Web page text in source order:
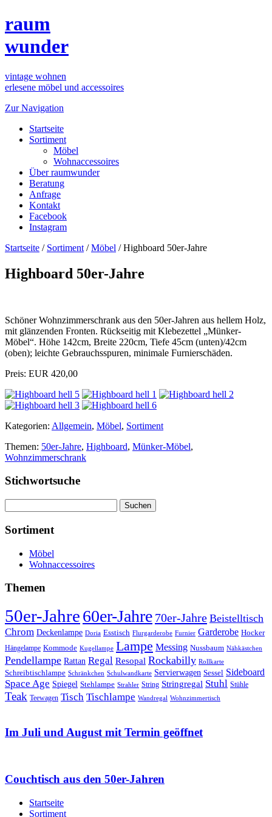
raum
wunder
vintage wohnen
erlesene möbel und accessoires
Zur Navigation
Startseite
Sortiment
Möbel
Wohnaccessoires
Über raumwunder
Beratung
Anfrage
Kontakt
Facebook
Instagram
Startseite / Sortiment /Möbel /Highboard 50er-Jahre
Highboard 50er-Jahre
Schöner Wohnzimmerschrank aus den 50er-Jahren aus hellem Holz,
mit glänzenden Fronten. Rückseitig mit Klebezettel „Münker-
Möbel“. Höhe 142cm, Breite 220cm, Tiefe 45cm (unten)/42cm
(oben); leichte Gebrauchsspuren, minimale Furnierschäden.
Preis: EUR 420,00
Kategorien: Allgemein, Möbel, Sortiment
Themen: 50er-Jahre, Highboard, Münker-Möbel,
Wohnzimmerschrank
Stichwortsuche
nach:
Sortiment
Möbel
Wohnaccessoires
Themen
50er-Jahre60er-Jahre 70er-Jahre Beistelltisch
Chrom Deckenlampe Doria Esstisch Flurgarderobe Furnier Garderobe Hocker
Hängelampe Kommode Kugellampe Lampe Messing Nussbaum Nähkästchen
Pendellampe Rattan Regal Resopal Rockabilly Rollkarte
Schreibtischlampe Schränkchen Schulwandkarte Servierwagen Sessel Sideboard
Space Age Spiegel Stehlampe Strahler String Stringregal Stuhl Stühle
Teak Teewagen Tisch Tischlampe Wandregal Wohnzimmertisch
Im Juli und August mit Termin geöffnet
Couchtisch aus den 50er-Jahren
Startseite
Sortiment